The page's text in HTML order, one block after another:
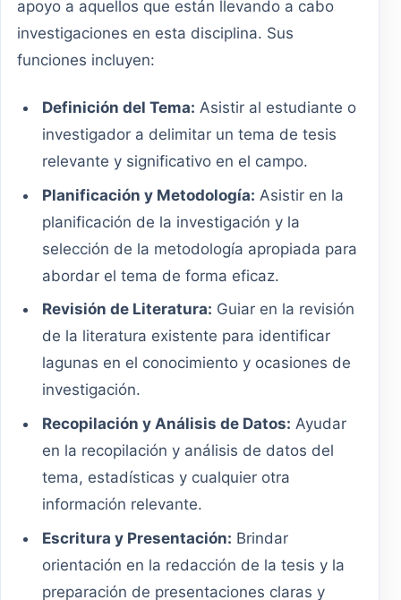
apoyo a aquellos que están llevando a cabo
investigaciones en esta disciplina. Sus
funciones incluyen:
Definición del Tema: Asistir al estudiante o
investigador a delimitar un tema de tesis
relevante y significativo en el campo.
Planificación y Metodología: Asistir en la
planificación de la investigación y la
selección de la metodología apropiada para
abordar el tema de forma eficaz.
Revisión de Literatura: Guiar en la revisión
de la literatura existente para identificar
lagunas en el conocimiento y ocasiones de
investigación.
Recopilación y Análisis de Datos: Ayudar
en la recopilación y análisis de datos del
tema, estadísticas y cualquier otra
información relevante.
Escritura y Presentación: Brindar
orientación en la redacción de la tesis y la
preparación de presentaciones claras y